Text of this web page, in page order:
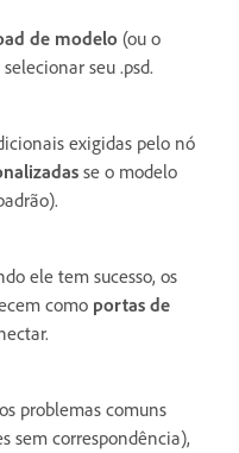
de modelo (ou o
seu .psd.
exigidas pelo nó
se o modelo
ele tem sucesso, os
como portas de
problemas comuns
sem correspondência),